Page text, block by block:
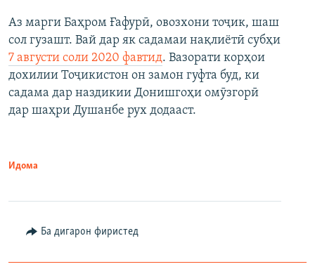
Аз марги Баҳром Ғафурӣ, овозхони тоҷик, шаш
сол гузашт. Вай дар як садамаи нақлиётӣ субҳи
7 августи соли 2020 фавтид. Вазорати корҳои
дохилии Тоҷикистон он замон гуфта буд, ки
садама дар наздикии Донишгоҳи омӯзгорӣ
дар шаҳри Душанбе рух додааст.
Идома
Ба дигарон фиристед